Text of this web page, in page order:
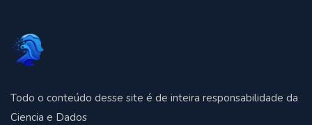
Todo o conteúdo desse site é de inteira responsabilidade da
Ciencia e Dados